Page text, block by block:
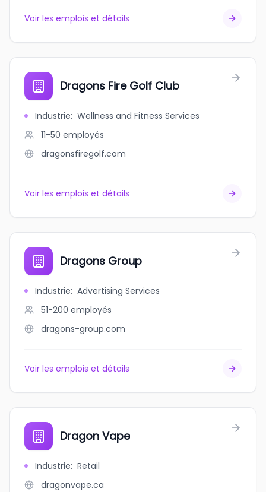
Voir les emplois et détails
Dragons Fire Golf Club
Industrie: Wellness and Fitness Services
11-50 employés
dragonsfiregolf.com
Voir les emplois et détails
Dragons Group
Industrie: Advertising Services
51-200 employés
dragons-group.com
Voir les emplois et détails
Dragon Vape
Industrie: Retail
dragonvape.ca